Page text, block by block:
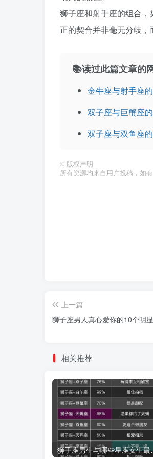
狮子座和射手座的组合
正的契合并非毫无分歧，
📚读过此篇文章的
金牛座与射手座
双子座与巨蟹座
双子座与双鱼座
© 版权声明
所有资源均来自用户投稿，如
上一篇
狮子座男人真心爱你的10个明
相关推荐
狮子座